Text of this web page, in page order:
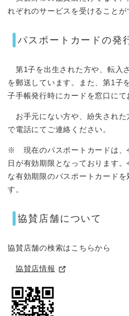
れぞれのサービスを受けることが
パスポートカードの発
第1子を出生された方や、転入
を郵送しています。また、第1子
子手帳発行時にカードを窓口にて
お手元にない方や、紛失された
で電話にてご連絡ください。
※ 現在のパスポートカードは、
日が有効期限となっております
な有効期限のパスポートカード
す。
協賛店舗について
協賛店舗の検索はこちらから
協賛店情報